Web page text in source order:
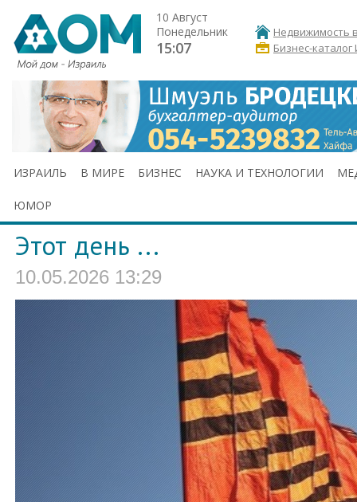
10 Август
Понедельник
15:07
Недвижимость
Бизнес-каталог
ИЗРАИЛЬ В МИРЕ БИЗНЕС НАУКА И ТЕХНОЛОГИИ
ЮМОР
Этот день ...
10.05.2026 13:29